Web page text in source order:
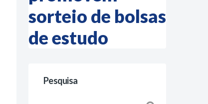
sorteio de bolsas
de estudo
Pesquisa